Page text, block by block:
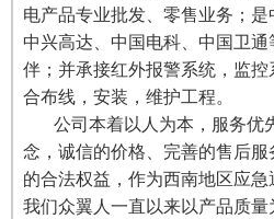
电产品专业批发、零售业务；
中兴高达、中国电科、中国卫
伴；并承接红外报警系统，监
合布线，安装，维护工程。
公司本着以人为本，服务优
念，诚信的价格、完善的售后
的合法权益，作为西南地区应急
我们众翼人一直以来以产品质